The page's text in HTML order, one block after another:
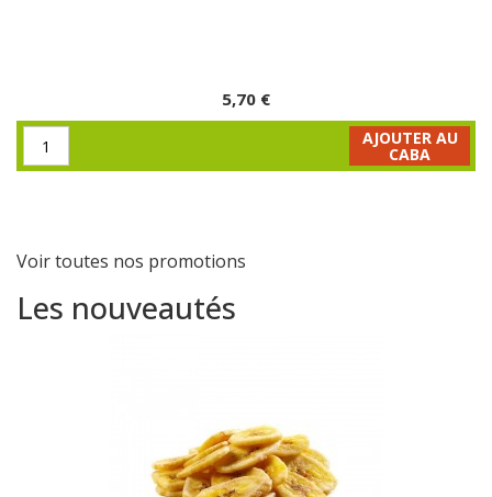
5,70 €
AJOUTER AU
CABA
Voir toutes nos promotions
Les nouveautés